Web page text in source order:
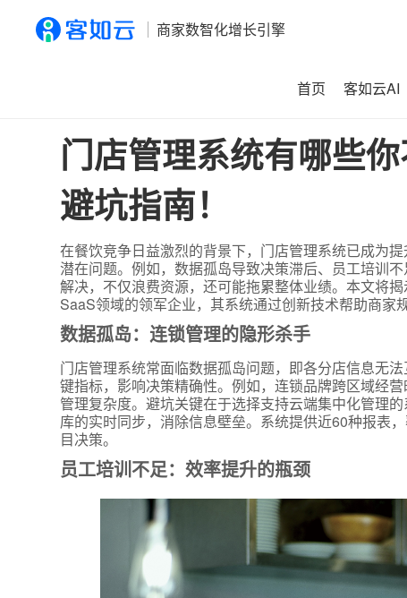
商家数智化增长引擎
首页 客如云AI
门店管理系统有哪些
避坑指南！
在餐饮竞争日益激烈的背景下，门店管理系统已成为
潜在问题。例如，数据孤岛导致决策滞后、员工培训
解决，不仅浪费资源，还可能拖累整体业绩。本文将
SaaS领域的领军企业，其系统通过创新技术帮助商家
数据孤岛：连锁管理的隐形杀手
门店管理系统常面临数据孤岛问题，即各分店信息无
键指标，影响决策精确性。例如，连锁品牌跨区域经
管理复杂度。避坑关键在于选择支持云端集中化管理
库的实时同步，消除信息壁垒。系统提供近60种报表
目决策。
员工培训不足：效率提升的瓶颈